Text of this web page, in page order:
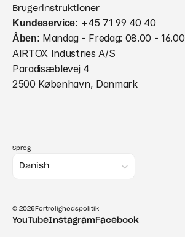
Brugerinstruktioner
Kundeservice: +45 71 99 40 40
Åben: Mandag - Fredag: 08.00 - 16.00
AIRTOX Industries A/S
Paradisæblevej 4
2500 København, Danmark
Sprog
Danish
© 2026Fortrolighedspolitik
YouTubeInstagramFacebook